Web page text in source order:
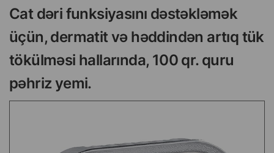
Cat dəri funksiyasını dəstəkləmək
üçün, dermatit və həddindən artıq tük
tökülməsi hallarında, 100 qr. quru
pəhriz yemi.